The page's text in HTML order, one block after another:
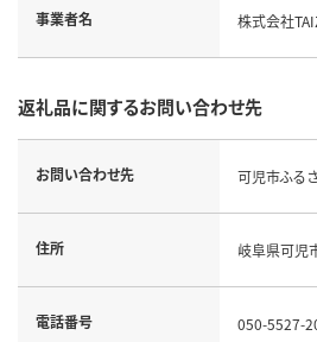
事業者名 株式会社
返礼品に関するお問い合わせ先
お問い合わせ先 可児市ふる
住所 岐阜県可児
電話番号 050-5527-